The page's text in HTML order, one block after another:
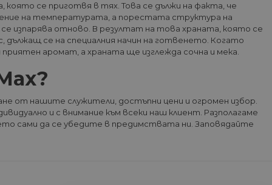
се приготвя в тях. Това се дължи на факта, че
на температурата, а порестата структура на
изпарява отново. В резултат на това храната, която се
дължащ се на специалния начин на готвенето. Когато
аромат, а храната ще изглежда сочна и мека.
от нашите служители, достъпни цени и огромен избор.
и с внимание към всеки наш клиент. Разполагаме
сами да се убедите в предимствата ни. Заповядайте
поведението на
определя нови
всеки път,
от потребител в
ако потребителят
ще се счита за ново
на сесията.
Google Analytics,
поведението на
в повечето
с по-старата версия на
на прегледи на
на
тя може също
новата или старата
за това как
която крайният
на Google), за да
бисквитки.